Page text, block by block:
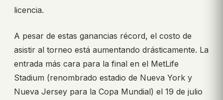
licencia.
A pesar de estas ganancias récord, el costo de
asistir al torneo está aumentando drásticamente. La
entrada más cara para la final en el MetLife
Stadium (renombrado estadio de Nueva York y
Nueva Jersey para la Copa Mundial) el 19 de julio